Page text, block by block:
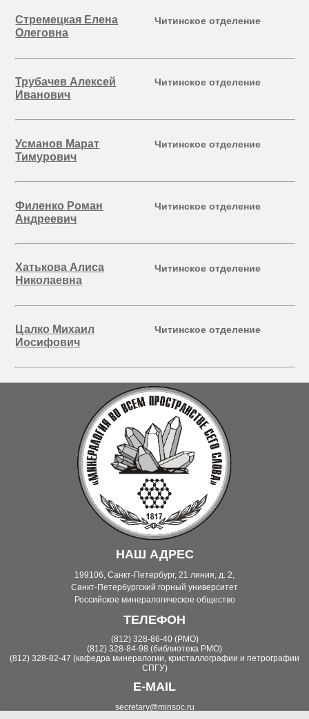
Стремецкая Елена
Олеговна
Читинское отделение
Трубачев Алексей
Иванович
Читинское отделение
Усманов Марат
Тимурович
Читинское отделение
Филенко Роман
Андреевич
Читинское отделение
Хатькова Алиса
Николаевна
Читинское отделение
Цалко Михаил
Иосифович
Читинское отделение
НАШ АДРЕС
199106, Санкт-Петербург, 21 линия, д. 2,
Санкт-Петербургский горный университет
Российское минералогическое общество
ТЕЛЕФОН
(812) 328-86-40 (РМО)
(812) 328-84-98 (библиотека РМО)
(812) 328-82-47 (кафедра минералогии, кристаллографии и петрографии
СПГУ)
E-MAIL
secretary@minsoc.ru